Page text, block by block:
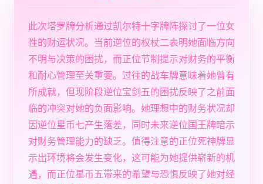
此次塔罗牌分析通过凯尔特十字牌阵探讨了一位女
性的财运状况。当前逆位的权杖二表明她面临方向
不明与决策的困扰，而正位节制提示对财务的平衡
和耐心管理至关重要。过往的战车牌意味着她曾有
所成就，但现阶段逆位宝剑五的困扰反映了之前面
临的冲突对她的负面影响。她理想中的财务状况却
因逆位星币七产生落差，同时未来逆位国王牌暗示
对财务管理能力的缺乏。值得注意的正位死神牌显
示出环境将会发生变化，这可能为她提供崭新的机
遇，而正位星币五带来的希望与恐惧反映了她对经